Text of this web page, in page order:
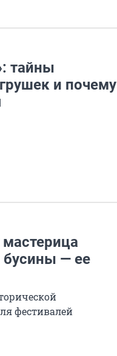
тайны
и почему
бусины — ее
фестивалей